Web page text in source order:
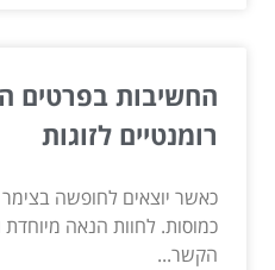
החשיבות בפרטים
רומנטיים לזוגות
כאשר יוצאים לחופשה
כמוסות. לחוות הנאה
הקשר...